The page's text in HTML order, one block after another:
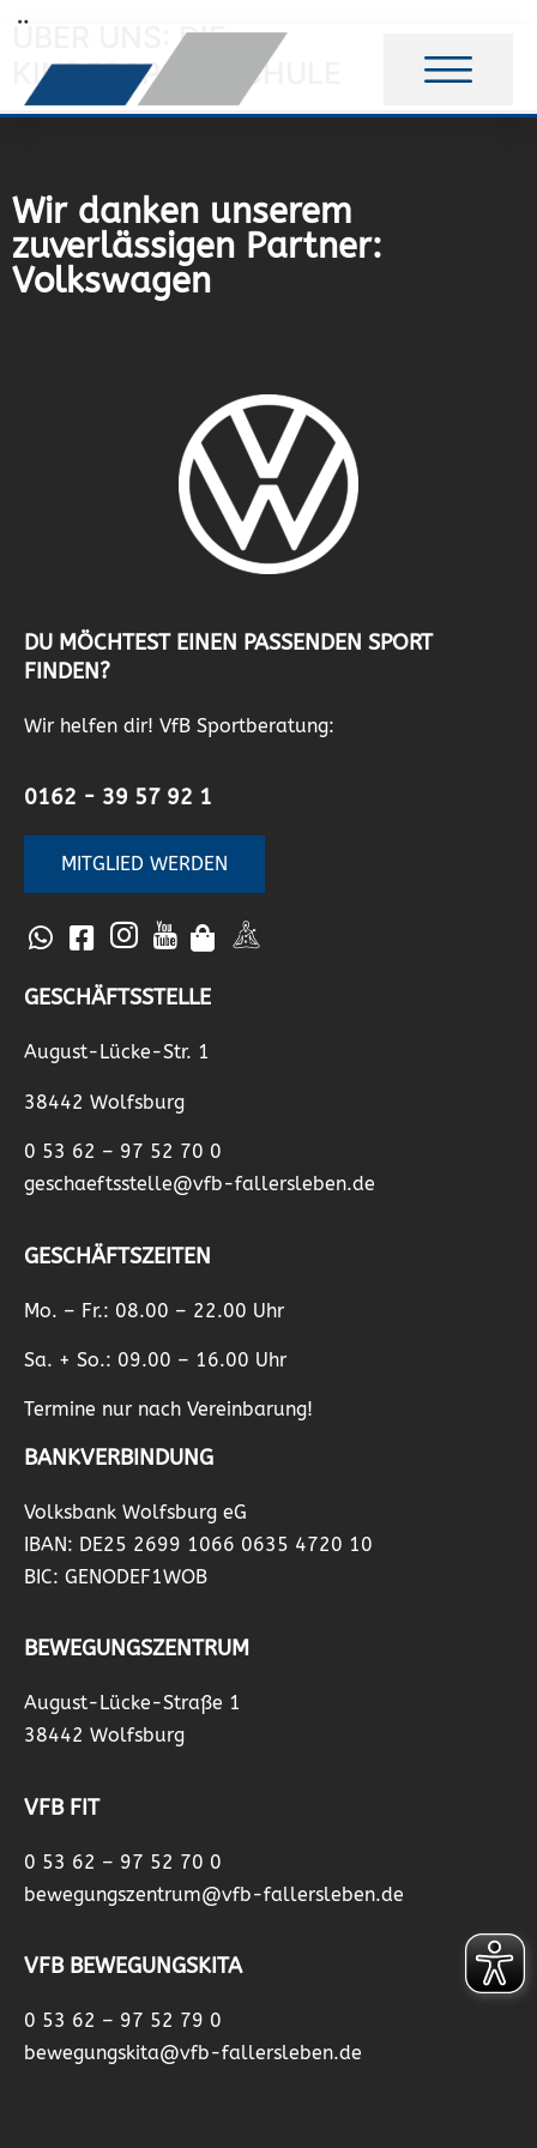
ÜBER UNS: DIE
KINDERSPORTSCHULE
Wir danken unserem
zuverlässigen Partner:
Volkswagen
DU MÖCHTEST EINEN PASSENDEN SPORT
FINDEN?
Wir helfen dir! VfB Sportberatung:
0162 - 39 57 92 1
MITGLIED WERDEN
GESCHÄFTSSTELLE
August-Lücke-Str. 1
38442 Wolfsburg
0 53 62 – 97 52 70 0
geschaeftsstelle@vfb-fallersleben.de
GESCHÄFTSZEITEN
Mo. – Fr.: 08.00 – 22.00 Uhr
Sa. + So.: 09.00 – 16.00 Uhr
Termine nur nach Vereinbarung!
BANKVERBINDUNG
Volksbank Wolfsburg eG
IBAN: DE25 2699 1066 0635 4720 10
BIC: GENODEF1WOB
BEWEGUNGSZENTRUM
August-Lücke-Straße 1
38442 Wolfsburg
VFB FIT
0 53 62 – 97 52 70 0
bewegungszentrum@vfb-fallersleben.de
VFB BEWEGUNGSKITA
0 53 62 – 97 52 79 0
bewegungskita@vfb-fallersleben.de